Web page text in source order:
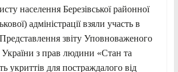
населення Березівської районної
адміністрації взяли участь в
звіту Уповноваженого
з прав людини «Стан та
укриттів для постраждалого від